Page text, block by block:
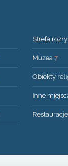
Strefa
Muzea 7
Obiekty
Inne
Restauracje